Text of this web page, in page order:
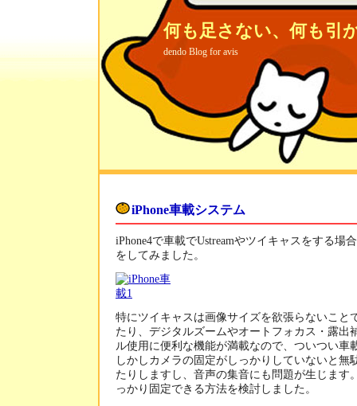
何も足さない、何も引
dendo Blog for avis
iPhone車載システム
iPhone4で車載でUstreamやツイキャスをする場
をしてみました。
特にツイキャスは画像サイズを欲張らないこと
たり、デジタルズームやオートフォカス・露出
ル使用に便利な機能が満載なので、ついつい車
しかしカメラの固定がしっかりしていないと無
たりしますし、音声の集音にも問題が生じます
っかり固定できる方法を検討しました。